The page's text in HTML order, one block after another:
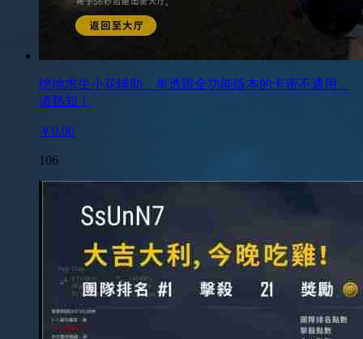
绝地求生小花辅助，单透跟全功能版本的卡密不通用，
请熟知！
￥0.00
106